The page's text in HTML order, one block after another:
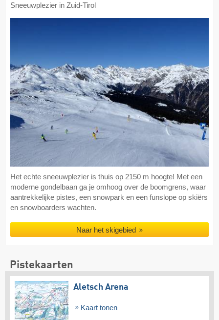
Sneeuwplezier in Zuid-Tirol
Het echte sneeuwplezier is thuis op 2150 m hoogte! Met een
moderne gondelbaan ga je omhoog over de boomgrens, waar
aantrekkelijke pistes, een snowpark en een funslope op skiërs
en snowboarders wachten.
Naar het skigebied
Pistekaarten
Aletsch Arena
Kaart tonen